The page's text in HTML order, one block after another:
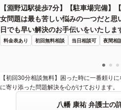
【淵野辺駅徒歩7分】【駐車場完備】
女問題は最も苦しい悩みの一つだと
日でも早い解決のお手伝いをいたしま
料金表あり 初回無料相談 当日相談可 夜間相
【初回30分相談無料】困った時に一番頼り
に寄り添った問題解決を心がけております。
八幡 康祐 弁護士の